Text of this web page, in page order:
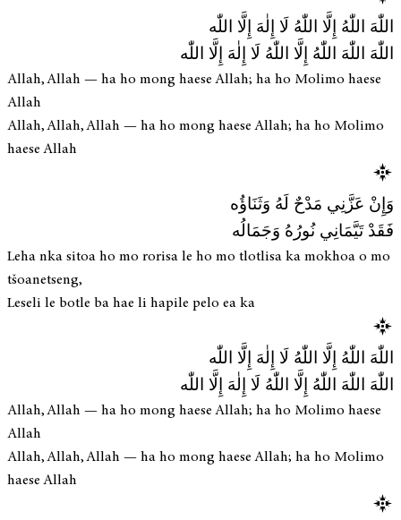
اللّٰهَ اللّٰهُ إِلَّا اللّٰهُ لَا إِلٰهَ إِلَّا اللّٰه
اللّٰهَ اللّٰهَ اللّٰهُ إِلَّا اللّٰهُ لَا إِلٰهَ إِلَّا اللّٰه
Allah, Allah — ha ho mong haese Allah; ha ho Molimo haese
Allah
Allah, Allah, Allah — ha ho mong haese Allah; ha ho Molimo
haese Allah
وَإِنْ عَزَّنِي مَدْحٌ لَهُ وَثَنَاؤُه
فَقَدْ تَيَّمَانِي نُورُهُ وَجَمَالُه
Leha nka sitoa ho mo rorisa le ho mo tlotlisa ka mokhoa o mo
tšoanetseng,
Leseli le botle ba hae li hapile pelo ea ka
اللّٰهَ اللّٰهُ إِلَّا اللّٰهُ لَا إِلٰهَ إِلَّا اللّٰه
اللّٰهَ اللّٰهَ اللّٰهُ إِلَّا اللّٰهُ لَا إِلٰهَ إِلَّا اللّٰه
Allah, Allah — ha ho mong haese Allah; ha ho Molimo haese
Allah
Allah, Allah, Allah — ha ho mong haese Allah; ha ho Molimo
haese Allah